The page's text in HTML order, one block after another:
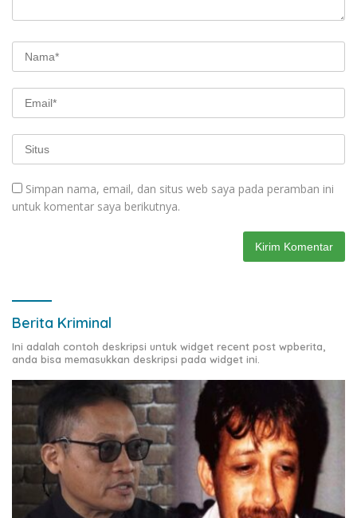
Simpan nama, email, dan situs web saya pada peramban ini
untuk komentar saya berikutnya.
Berita Kriminal
Ini adalah contoh deskripsi untuk widget recent post wpberita,
anda bisa memasukkan deskripsi pada widget ini.